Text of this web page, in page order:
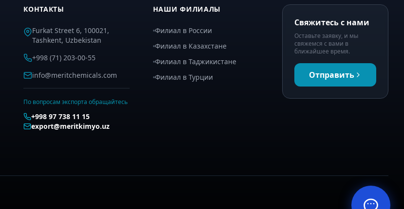
КОНТАКТЫ
Furkat Street 6, 100021,
Tashkent, Uzbekistan
+998 (71) 203-00-55
info@meritchemicals.com
По вопросам экспорта обращайтесь
+998 97 738 11 15
export@meritkimyo.uz
НАШИ ФИЛИАЛЫ
Филиал в России
Филиал в Казахстане
Филиал в Таджикистане
Филиал в Турции
Свяжитесь с нами
Оставьте заявку, и мы
свяжемся с вами в
ближайшее время.
Отправить